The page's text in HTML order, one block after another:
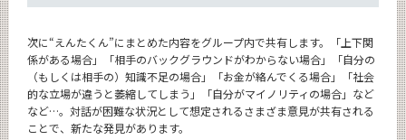
次に“えんたくん”にまとめた内容をグループ内で共有します。「上下関
係がある場合」「相手のバックグラウンドがわからない場合」「自分の
（もしくは相手の）知識不足の場合」「お金が絡んでくる場合」「社会
的な立場が違うと萎縮してしまう」「自分がマイノリティの場合」など
など…。対話が困難な状況として想定されるさまざま意見が共有される
ことで、新たな発見があります。